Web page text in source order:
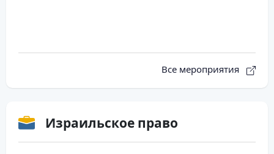
Все мероприятия
Израильское право